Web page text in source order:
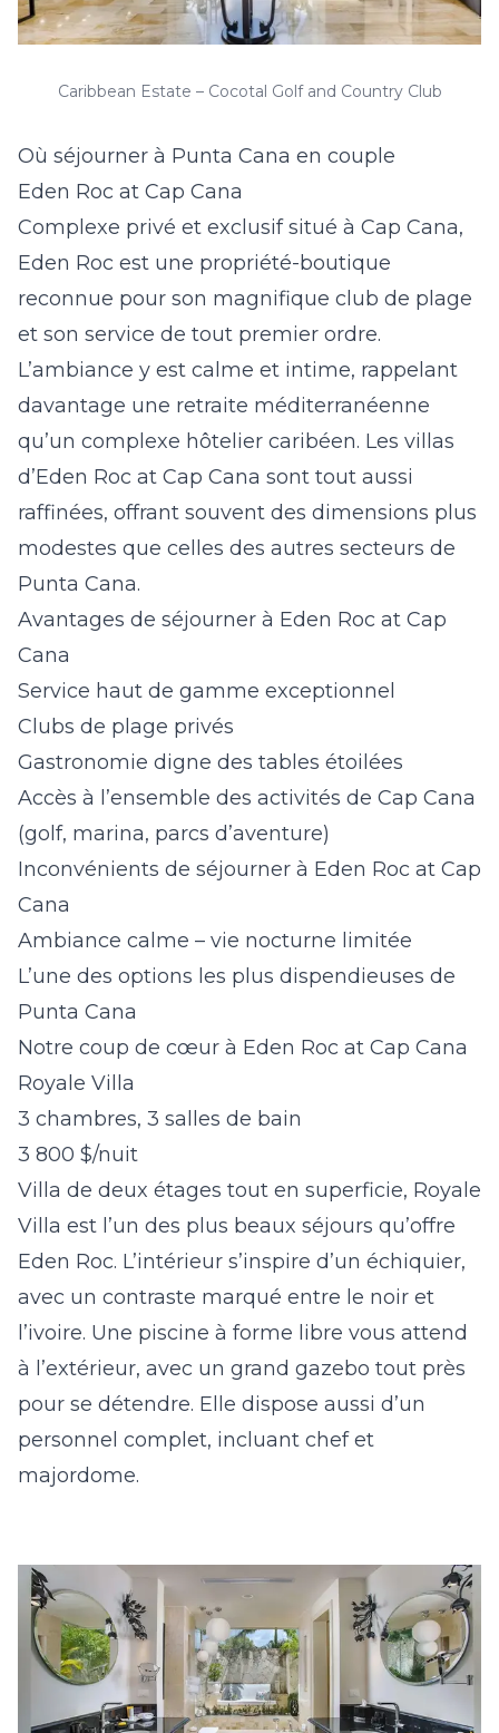
Caribbean Estate – Cocotal Golf and Country Club
Où séjourner à Punta Cana en couple
Eden Roc at Cap Cana
Complexe privé et exclusif situé à Cap Cana,
Eden Roc est une propriété-boutique
reconnue pour son magnifique club de plage
et son service de tout premier ordre.
L’ambiance y est calme et intime, rappelant
davantage une retraite méditerranéenne
qu’un complexe hôtelier caribéen. Les villas
d’Eden Roc at Cap Cana sont tout aussi
raffinées, offrant souvent des dimensions plus
modestes que celles des autres secteurs de
Punta Cana.
Avantages de séjourner à Eden Roc at Cap
Cana
Service haut de gamme exceptionnel
Clubs de plage privés
Gastronomie digne des tables étoilées
Accès à l’ensemble des activités de Cap Cana
(golf, marina, parcs d’aventure)
Inconvénients de séjourner à Eden Roc at Cap
Cana
Ambiance calme – vie nocturne limitée
L’une des options les plus dispendieuses de
Punta Cana
Notre coup de cœur à Eden Roc at Cap Cana
Royale Villa
3 chambres, 3 salles de bain
3 800 $/nuit
Villa de deux étages tout en superficie, Royale
Villa est l’un des plus beaux séjours qu’offre
Eden Roc. L’intérieur s’inspire d’un échiquier,
avec un contraste marqué entre le noir et
l’ivoire. Une piscine à forme libre vous attend
à l’extérieur, avec un grand gazebo tout près
pour se détendre. Elle dispose aussi d’un
personnel complet, incluant chef et
majordome.